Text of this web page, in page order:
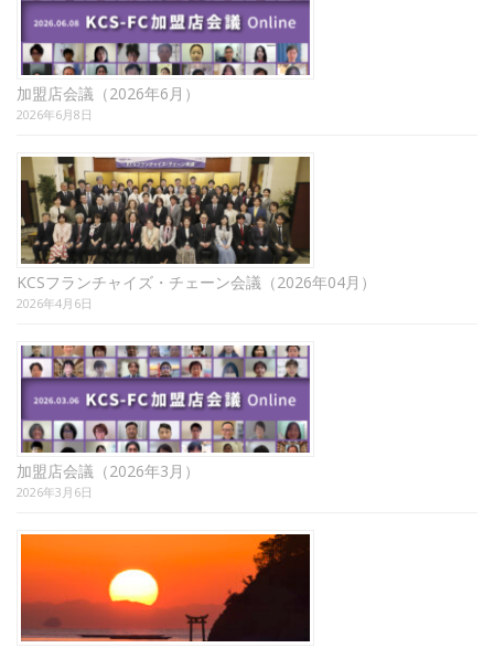
加盟店会議（2026年6月）
2026年6月8日
KCSフランチャイズ・チェーン会議（2026年04月）
2026年4月6日
加盟店会議（2026年3月）
2026年3月6日